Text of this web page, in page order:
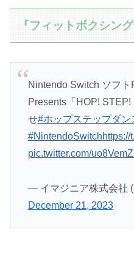
『フィットボクシン
Nintendo Switch ソフト
Presents「HOP!
せ#ホップステップダン
#NintendoSwitch
pic.twitter.com/
— イマジニア株式会社
December 21, 2023